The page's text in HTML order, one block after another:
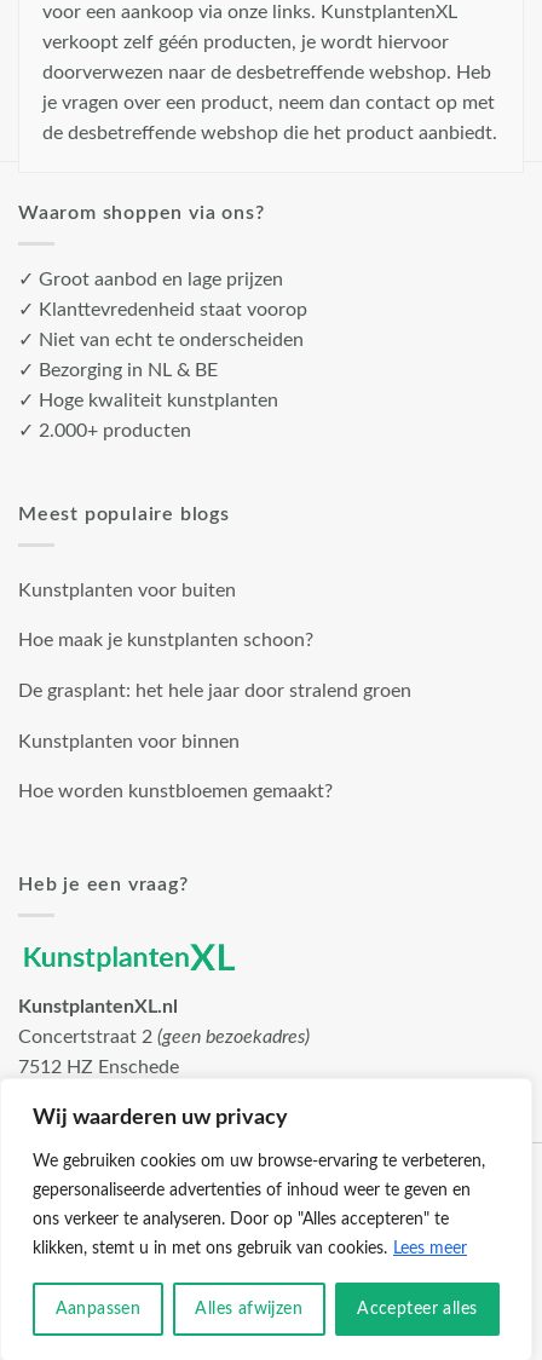
Wij waarderen uw privacy
We gebruiken cookies om uw browse-ervaring te verbeteren,
gepersonaliseerde advertenties of inhoud weer te geven en
ons verkeer te analyseren. Door op "Alles accepteren" te
klikken, stemt u in met ons gebruik van cookies. Lees meer
Aanpassen Alles afwijzen Accepteer alles
voor een aankoop via onze links. KunstplantenXL
verkoopt zelf géén producten, je wordt hiervoor
doorverwezen naar de desbetreffende webshop. Heb
je vragen over een product, neem dan contact op met
de desbetreffende webshop die het product aanbiedt.
Waarom shoppen via ons?
✓ Groot aanbod en lage prijzen
✓ Klanttevredenheid staat voorop
✓ Niet van echt te onderscheiden
✓ Bezorging in NL & BE
✓ Hoge kwaliteit kunstplanten
✓ 2.000+ producten
Meest populaire blogs
Kunstplanten voor buiten
Hoe maak je kunstplanten schoon?
De grasplant: het hele jaar door stralend groen
Kunstplanten voor binnen
Hoe worden kunstbloemen gemaakt?
Heb je een vraag?
KunstplantenXL.nl
Concertstraat 2 (geen bezoekadres)
7512 HZ Enschede
© 2026 -KunstplantenXL